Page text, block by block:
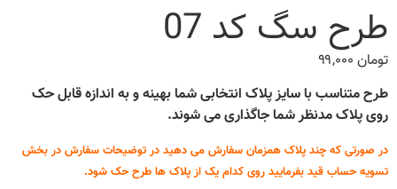
طرح سگ کد 07
تومان
طرح متناسب با سایز پلاک انتخابی شما بهینه و به اندازه قابل حک
روی پلاک مدنظر شما جاگذاری می شوند.
در صورتی که چند پلاک همزمان سفارش می دهید در توضیحات سفارش در بخش
تسویه حساب قید بفرمایید روی کدام یک از پلاک ها طرح حک شود.